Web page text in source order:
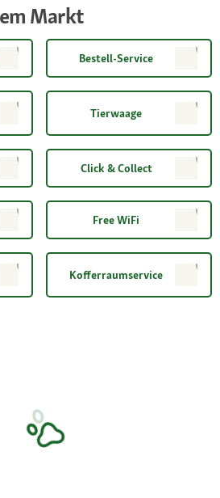
Markt
Bestell-Service
Tierwaage
Click & Collect
Free WiFi
Kofferraumservice